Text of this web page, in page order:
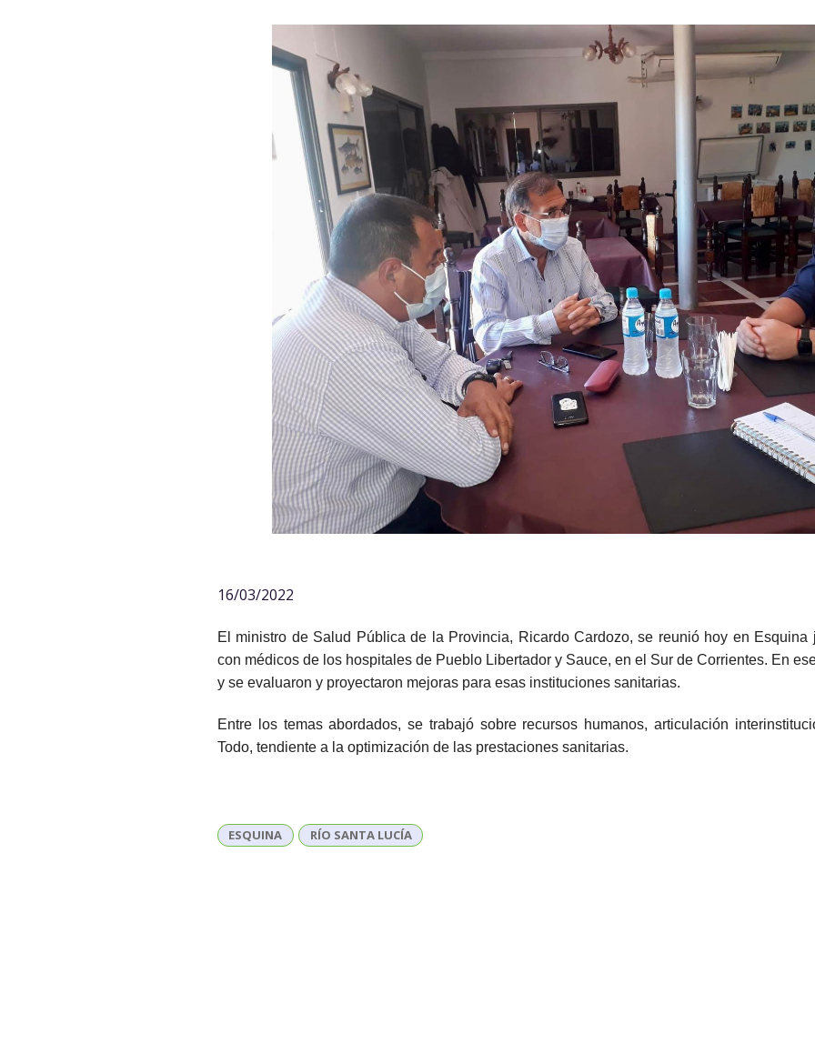
16/03/2022
El ministro de Salud Pública de la Provincia, Ricardo Cardozo, se reunió hoy en Esquina
con médicos de los hospitales de Pueblo Libertador y Sauce, en el Sur de Corrientes. En
y se evaluaron y proyectaron mejoras para esas instituciones sanitarias.
Entre los temas abordados, se trabajó sobre recursos humanos, articulación
Todo, tendiente a la optimización de las prestaciones sanitarias.
ESQUINA RÍO SANTA LUCÍA